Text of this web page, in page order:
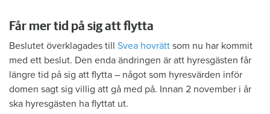
Får mer tid på sig att flytta
Beslutet överklagades till Svea hovrätt som nu har kommit
med ett beslut. Den enda ändringen är att hyresgästen får
längre tid på sig att flytta – något som hyresvärden inför
domen sagt sig villig att gå med på. Innan 2 november i år
ska hyresgästen ha flyttat ut.